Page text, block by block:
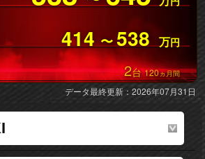
414 〜538 万円
2台120ヵ月間
データ最終更新：2026年07月31日